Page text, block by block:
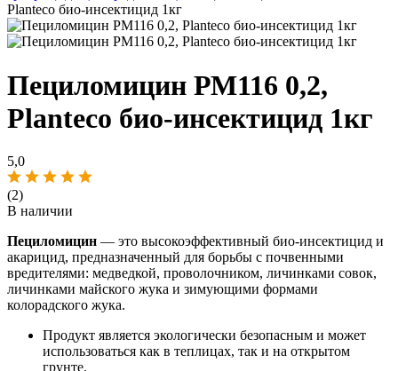
Planteco био-инсектицид 1кг
Пециломицин РМ116 0,2,
Planteco био-инсектицид 1кг
5,0
(2)
В наличии
Пециломицин — это высокоэффективный био-инсектицид и
акарицид, предназначенный для борьбы с почвенными
вредителями: медведкой, проволочником, личинками совок,
личинками майского жука и зимующими формами
колорадского жука.
Продукт является экологически безопасным и может
использоваться как в теплицах, так и на открытом
грунте.